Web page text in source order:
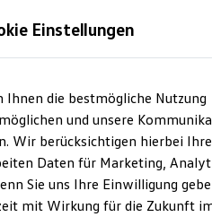
Einstellungen
Ihnen die bestmögliche Nutzung
und unsere
Wir berücksichtigen hierbei Ihre
Daten für Marketing,
Sie uns Ihre Einwilligung
mit Wirkung für die Zukunft